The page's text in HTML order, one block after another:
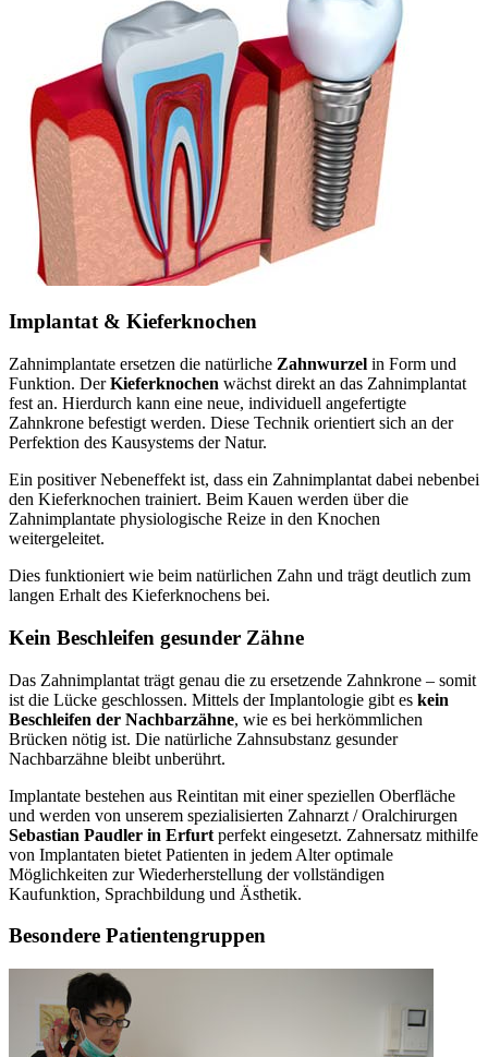
Implantat & Kieferknochen
Zahnimplantate ersetzen die natürliche Zahnwurzel in Form und
Funktion. DerKieferknochen wächst direkt an das Zahnimplantat
fest an. Hierdurch kann eine neue, individuell angefertigte
Zahnkrone befestigt werden. Diese Technik orientiert sich an der
Perfektion des Kausystems der Natur.
Ein positiver Nebeneffekt ist, dass ein Zahnimplantat dabei nebenbei
den Kieferknochen trainiert. Beim Kauen werden über die
Zahnimplantate physiologische Reize in den Knochen
weitergeleitet.
Dies funktioniert wie beim natürlichen Zahn und trägt deutlich zum
langen Erhalt des Kieferknochens bei.
Kein Beschleifen gesunder Zähne
Das Zahnimplantat trägt genau die zu ersetzende Zahnkrone – somit
ist die Lücke geschlossen. Mittels der Implantologie gibt es kein
Beschleifen der Nachbarzähne, wie es bei herkömmlichen
Brücken nötig ist. Die natürliche Zahnsubstanz gesunder
Nachbarzähne bleibt unberührt.
Implantate bestehen aus Reintitan mit einer speziellen Oberfläche
und werden von unserem spezialisierten Zahnarzt / Oralchirurgen
Sebastian Paudler in Erfurt perfekt eingesetzt. Zahnersatz mithilfe
von Implantaten bietet Patienten in jedem Alter optimale
Möglichkeiten zur Wiederherstellung der vollständigen
Kaufunktion, Sprachbildung und Ästhetik.
Besondere Patientengruppen